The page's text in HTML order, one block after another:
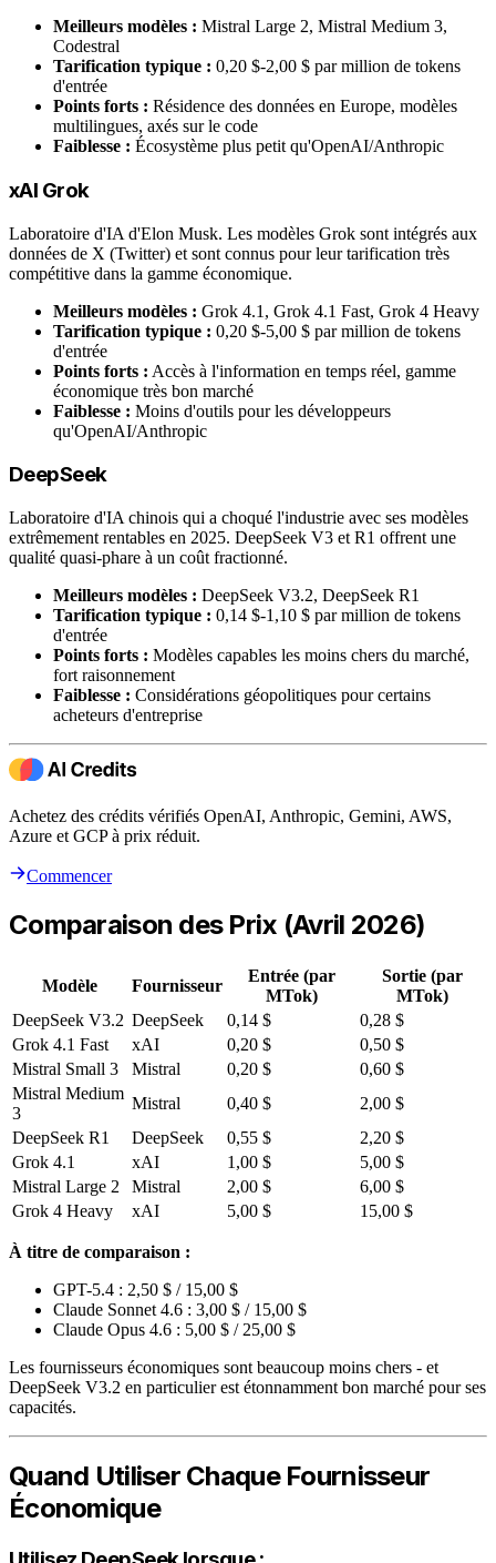
Meilleurs modèles : Mistral Large 2, Mistral Medium 3,
Codestral
Tarification typique : 0,20 $-2,00 $ par million de tokens
d'entrée
Points forts : Résidence des données en Europe, modèles
multilingues, axés sur le code
Faiblesse : Écosystème plus petit qu'OpenAI/Anthropic
xAI Grok
Laboratoire d'IA d'Elon Musk. Les modèles Grok sont intégrés aux
données de X (Twitter) et sont connus pour leur tarification très
compétitive dans la gamme économique.
Meilleurs modèles : Grok 4.1, Grok 4.1 Fast, Grok 4 Heavy
Tarification typique : 0,20 $-5,00 $ par million de tokens
d'entrée
Points forts : Accès à l'information en temps réel, gamme
économique très bon marché
Faiblesse : Moins d'outils pour les développeurs
qu'OpenAI/Anthropic
DeepSeek
Laboratoire d'IA chinois qui a choqué l'industrie avec ses modèles
extrêmement rentables en 2025. DeepSeek V3 et R1 offrent une
qualité quasi-phare à un coût fractionné.
Meilleurs modèles : DeepSeek V3.2, DeepSeek R1
Tarification typique : 0,14 $-1,10 $ par million de tokens
d'entrée
Points forts : Modèles capables les moins chers du marché,
fort raisonnement
Faiblesse : Considérations géopolitiques pour certains
acheteurs d'entreprise
Achetez des crédits vérifiés OpenAI, Anthropic, Gemini, AWS,
Azure et GCP à prix réduit.
Commencer
Comparaison des Prix (Avril 2026)
Modèle Fournisseur
Entrée (par
MTok)
Sortie (par
MTok)
DeepSeek V3.2 DeepSeek 0,14 $
0,28 $
Grok 4.1 Fast
xAI 0,20 $
0,50 $
Mistral Small 3
Mistral 0,20 $
0,60 $
Mistral Medium
3
Mistral 0,40 $
2,00 $
DeepSeek R1
DeepSeek 0,55 $
2,20 $
Grok 4.1
xAI 1,00 $
5,00 $
Mistral Large 2
Mistral 2,00 $
6,00 $
Grok 4 Heavy
xAI 5,00 $ 15,00 $
À titre de comparaison :
GPT-5.4 : 2,50 $ / 15,00 $
Claude Sonnet 4.6 : 3,00 $ / 15,00 $
Claude Opus 4.6 : 5,00 $ / 25,00 $
Les fournisseurs économiques sont beaucoup moins chers - et
DeepSeek V3.2 en particulier est étonnamment bon marché pour ses
capacités.
Quand Utiliser Chaque Fournisseur
Économique